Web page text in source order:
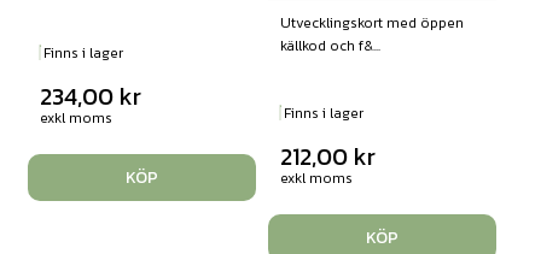
Finns i lager
234,00 kr
exkl moms
KÖP
Utvecklingskort med öppen
källkod och f&...
Finns i lager
212,00 kr
exkl moms
KÖP